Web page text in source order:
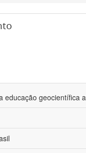
educação geocientífica